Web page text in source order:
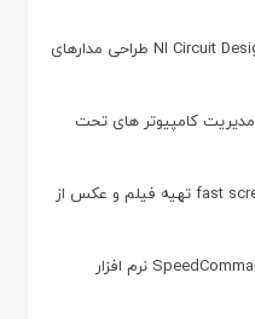
دانلود NI Circuit Design Suite 14.3.49153 طراحی مدارهای
دانلود wake on lan 2.12.4 مدیریت کامپیوتر های تحت
دانلود fast screen recorder 2.1.0.12 تهیه فیلم و عکس از
دانلود SpeedCommander Pro 18.50.9700 نرم افزار